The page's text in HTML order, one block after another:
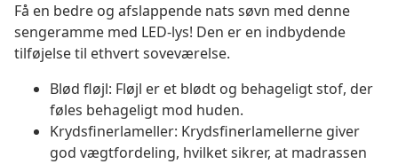
Få en bedre og afslappende nats søvn med denne
sengeramme med LED-lys! Den er en indbydende
tilføjelse til ethvert soveværelse.
Blød fløjl: Fløjl er et blødt og behageligt stof, der
føles behageligt mod huden.
Krydsfinerlameller: Krydsfinerlamellerne giver
god vægtfordeling, hvilket sikrer, at madrassen